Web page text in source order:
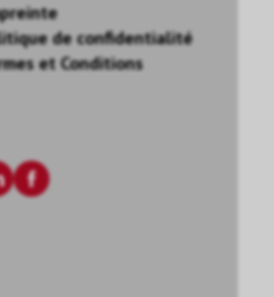
de confidentialité
et Conditions